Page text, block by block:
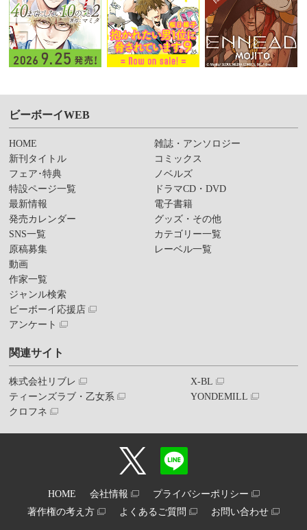
ビーボーイWEB
HOME
新刊タイトル
フェア･特典
特設ページ一覧
最新情報
発売カレンダー
SNS一覧
原稿募集
動画
作家一覧
ジャンル検索
ビーボーイ応援店
アンケート
雑誌・アンソロジー
コミックス
ノベルズ
ドラマCD・DVD
電子書籍
グッズ・その他
カテゴリー一覧
レーベル一覧
関連サイト
株式会社リブレ
ティーンズラブ・乙女系
クロフネ
X-BL
YONDEMILL
HOME 会社情報
プライバシーポリシー
著作権の考え方
よくあるご質問 お問い合わせ